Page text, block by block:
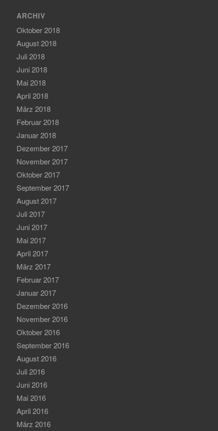
ARCHIV
Oktober 2018
August 2018
Juli 2018
Juni 2018
Mai 2018
April 2018
März 2018
Februar 2018
Januar 2018
Dezember 2017
November 2017
Oktober 2017
September 2017
August 2017
Juli 2017
Juni 2017
Mai 2017
April 2017
März 2017
Februar 2017
Januar 2017
Dezember 2016
November 2016
Oktober 2016
September 2016
August 2016
Juli 2016
Juni 2016
Mai 2016
April 2016
März 2016